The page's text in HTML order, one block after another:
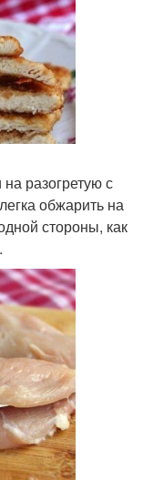
разогретую с
обжарить на
стороны, как